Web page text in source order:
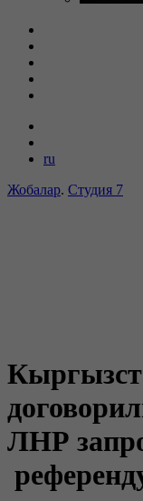
ru
Жобалар. Студия 7
ЛНР